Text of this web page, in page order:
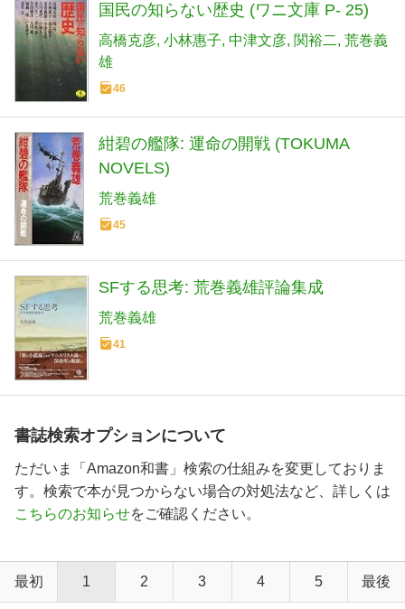
国民の知らない歴史 (ワニ文庫 P- 25)
高橋克彦 小林惠子 中津文彦 関裕二 荒巻義
雄
46
紺碧の艦隊: 運命の開戦 (TOKUMA
NOVELS)
荒巻義雄
45
SFする思考: 荒巻義雄評論集成
荒巻義雄
41
書誌検索オプションについて
ただいま「Amazon和書」検索の仕組みを変更しておりま
す。検索で本が見つからない場合の対処法など、詳しくは
こちらのお知らせをご確認ください。
最初 1 2 3 4 5 最後